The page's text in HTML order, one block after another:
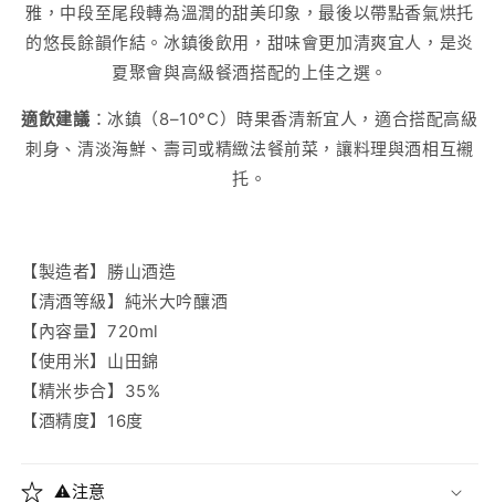
雅，中段至尾段轉為溫潤的甜美印象，最後以帶點香氣烘托
的悠長餘韻作結。冰鎮後飲用，甜味會更加清爽宜人，是炎
夏聚會與高級餐酒搭配的上佳之選。
適飲建議 ：冰鎮（8–10°C）時果香清新宜人，適合搭配高級
刺身、清淡海鮮、壽司或精緻法餐前菜，讓料理與酒相互襯
托。
【製造者】 勝山酒造
【清酒等級】純米大吟釀酒
【內容量】720ml
【使用米】 山田錦
【精米歩合】35%
【酒精度】16度
⚠️注意